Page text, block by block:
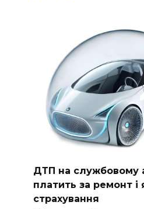
ДТП на службовому
платить за ремонт і
страхування